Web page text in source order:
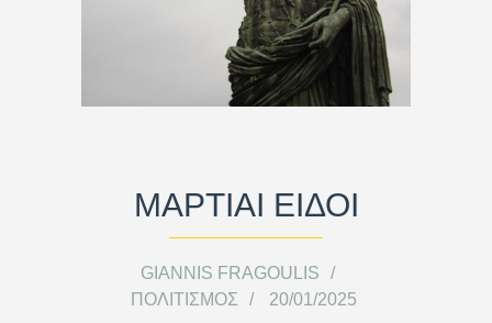
ΜΑΡΤΙΑΙ ΕΙΔΟΙ
GIANNIS FRAGOULIS
ΠΟΛΙΤΙΣΜΌΣ
20/01/2025